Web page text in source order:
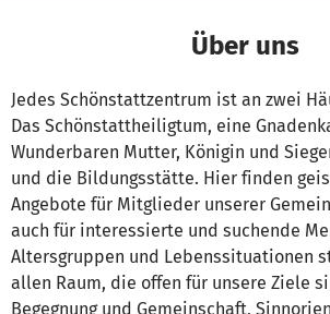
Über uns
Jedes Schönstattzentrum ist an zwei
Das Schönstattheiligtum, eine
Wunderbaren Mutter, Königin und
und die Bildungsstätte. Hier finden
Angebote für Mitglieder unserer
auch für interessierte und suchende
Altersgruppen und Lebenssituationen
allen Raum, die offen für unsere Ziele
Begegnung und Gemeinschaft,